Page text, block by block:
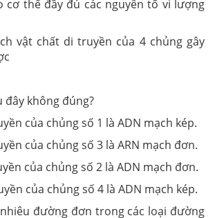
cơ thể đầy đủ các nguyên tố vi lượng
vật chất di truyền của 4 chủng gây
đây không đúng?
của chủng số 1 là ADN mạch kép.
của chủng số 3 là ARN mạch đơn.
của chủng số 2 là ADN mạch đơn.
của chủng số 4 là ADN mạch kép.
đường đơn trong các loại đường